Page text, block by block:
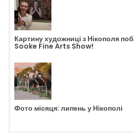
Картину художниці з Нікополя
Sooke Fine Arts Show!
Фото місяця: липень у Нікополі